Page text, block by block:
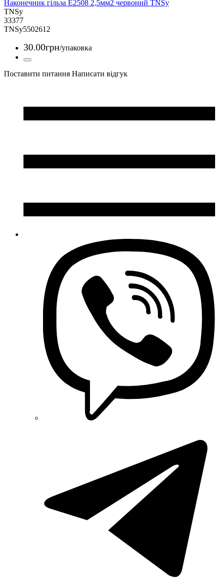
Наконечник гільза Е2508 2,5мм2 червоний TNSy
TNSy
33377
TNSy5502612
30.00грн/упаковка
Поставити питання Написати відгук